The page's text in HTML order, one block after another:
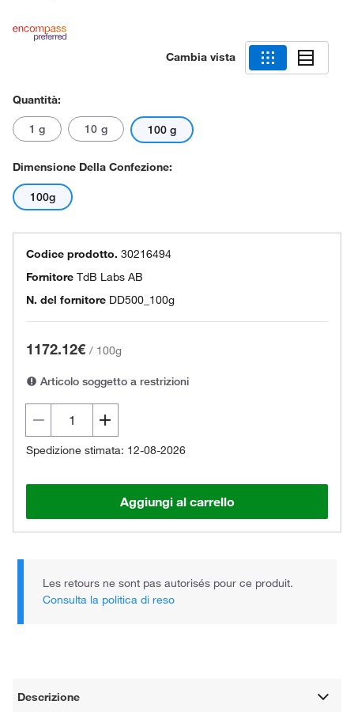
Cambia vista
Quantità:
1 g 10 g 100 g
Dimensione Della Confezione:
100g
Codice prodotto. 30216494
Fornitore TdB Labs AB
N. del fornitore DD500_100g
1172.12€ / 100g
Articolo soggetto a restrizioni
Spedizione stimata: 12-08-2026
Aggiungi al carrello
Les retours ne sont pas autorisés pour ce produit.
Consulta la politica di reso
Descrizione